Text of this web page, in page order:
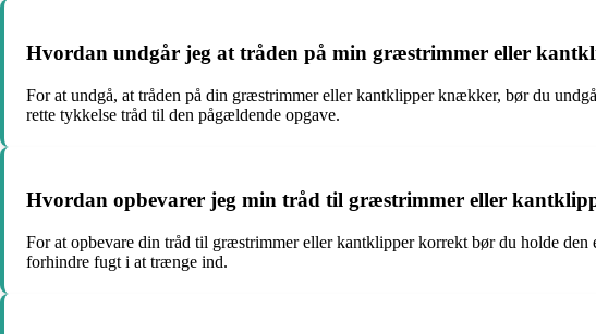
Hvordan undgår jeg at tråden på min græstrimmer eller
For at undgå, at tråden på din græstrimmer eller kantklipper knækker, bør du
rette tykkelse tråd til den pågældende opgave.
Hvordan opbevarer jeg min tråd til græstrimmer eller
For at opbevare din tråd til græstrimmer eller kantklipper korrekt bør du holde
forhindre fugt i at trænge ind.